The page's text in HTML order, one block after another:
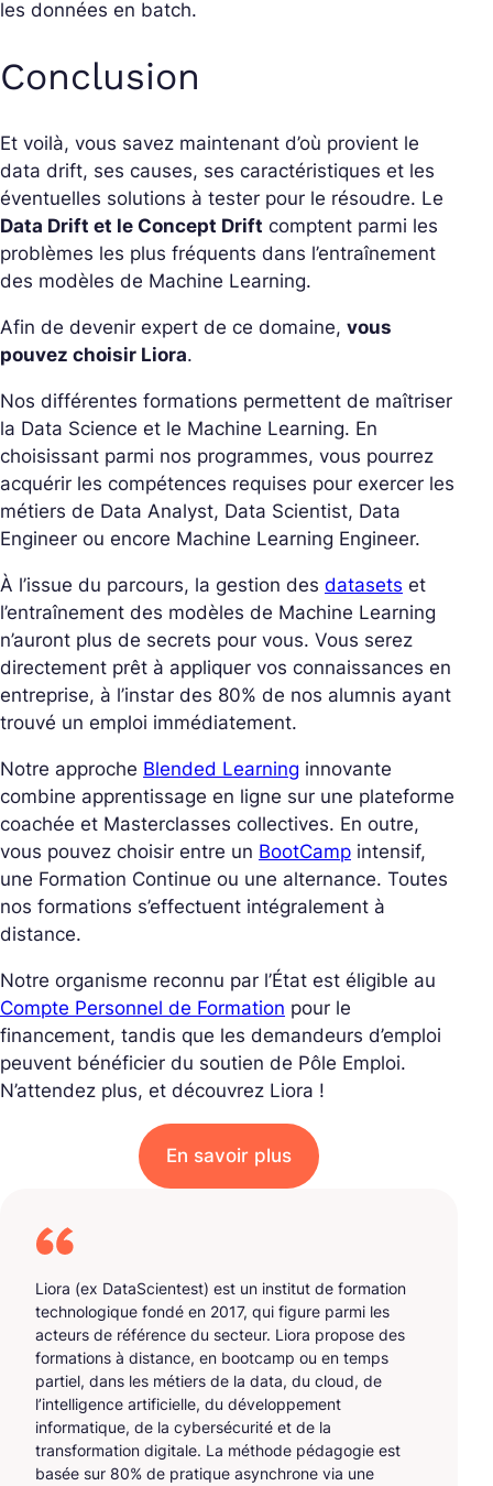
les données en batch.
Conclusion
Et voilà, vous savez maintenant d’où provient le
data drift, ses causes, ses caractéristiques et les
éventuelles solutions à tester pour le résoudre. Le
Data Drift et le Concept Drift comptent parmi les
problèmes les plus fréquents dans l’entraînement
des modèles de Machine Learning.
Afin de devenir expert de ce domaine, vous
pouvez choisir Liora.
Nos différentes formations permettent de maîtriser
la Data Science et le Machine Learning. En
choisissant parmi nos programmes, vous pourrez
acquérir les compétences requises pour exercer les
métiers de Data Analyst, Data Scientist, Data
Engineer ou encore Machine Learning Engineer.
À l’issue du parcours, la gestion des datasets et
l’entraînement des modèles de Machine Learning
n’auront plus de secrets pour vous. Vous serez
directement prêt à appliquer vos connaissances en
entreprise, à l’instar des 80% de nos alumnis ayant
trouvé un emploi immédiatement.
Notre approche Blended Learning innovante
combine apprentissage en ligne sur une plateforme
coachée et Masterclasses collectives. En outre,
vous pouvez choisir entre un BootCamp intensif,
une Formation Continue ou une alternance. Toutes
nos formations s’effectuent intégralement à
distance.
Notre organisme reconnu par l’État est éligible au
Compte Personnel de Formation pour le
financement, tandis que les demandeurs d’emploi
peuvent bénéficier du soutien de Pôle Emploi.
N’attendez plus, et découvrez Liora !
En savoir plus
Liora (ex DataScientest) est un institut de formation
technologique fondé en 2017, qui figure parmi les
acteurs de référence du secteur. Liora propose des
formations à distance, en bootcamp ou en temps
partiel, dans les métiers de la data, du cloud, de
l’intelligence artificielle, du développement
informatique, de la cybersécurité et de la
transformation digitale. La méthode pédagogie est
basée sur 80% de pratique asynchrone via une